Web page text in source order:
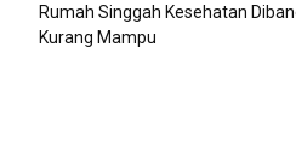
Rumah Singgah Kesehatan
Kurang Mampu